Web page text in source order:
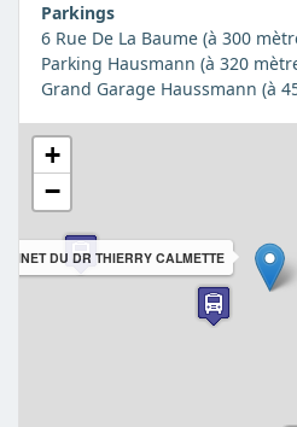
Parkings
6 Rue De La Baume (à 300
Parking Hausmann (à 320
Grand Garage Haussmann (à
DU DR THIERRY CALMETTE
+
−